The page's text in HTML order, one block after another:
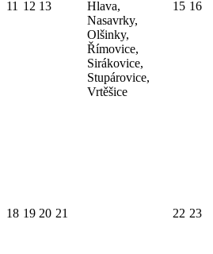
11 12 13
Hlava,
Nasavrky,
Olšinky,
Římovice,
Sirákovice,
Stupárovice,
Vrtěšice
15 16
18 19 20 21 22 23